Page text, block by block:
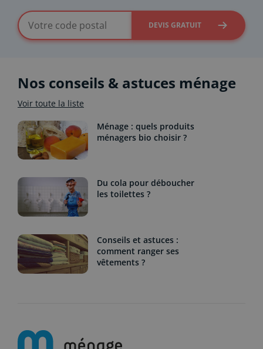
DEVIS GRATUIT
Nos conseils & astuces ménage
Voir toute la liste
Ménage : quels produits
ménagers bio choisir ?
Du cola pour déboucher
les toilettes ?
Conseils et astuces :
comment ranger ses
vêtements ?